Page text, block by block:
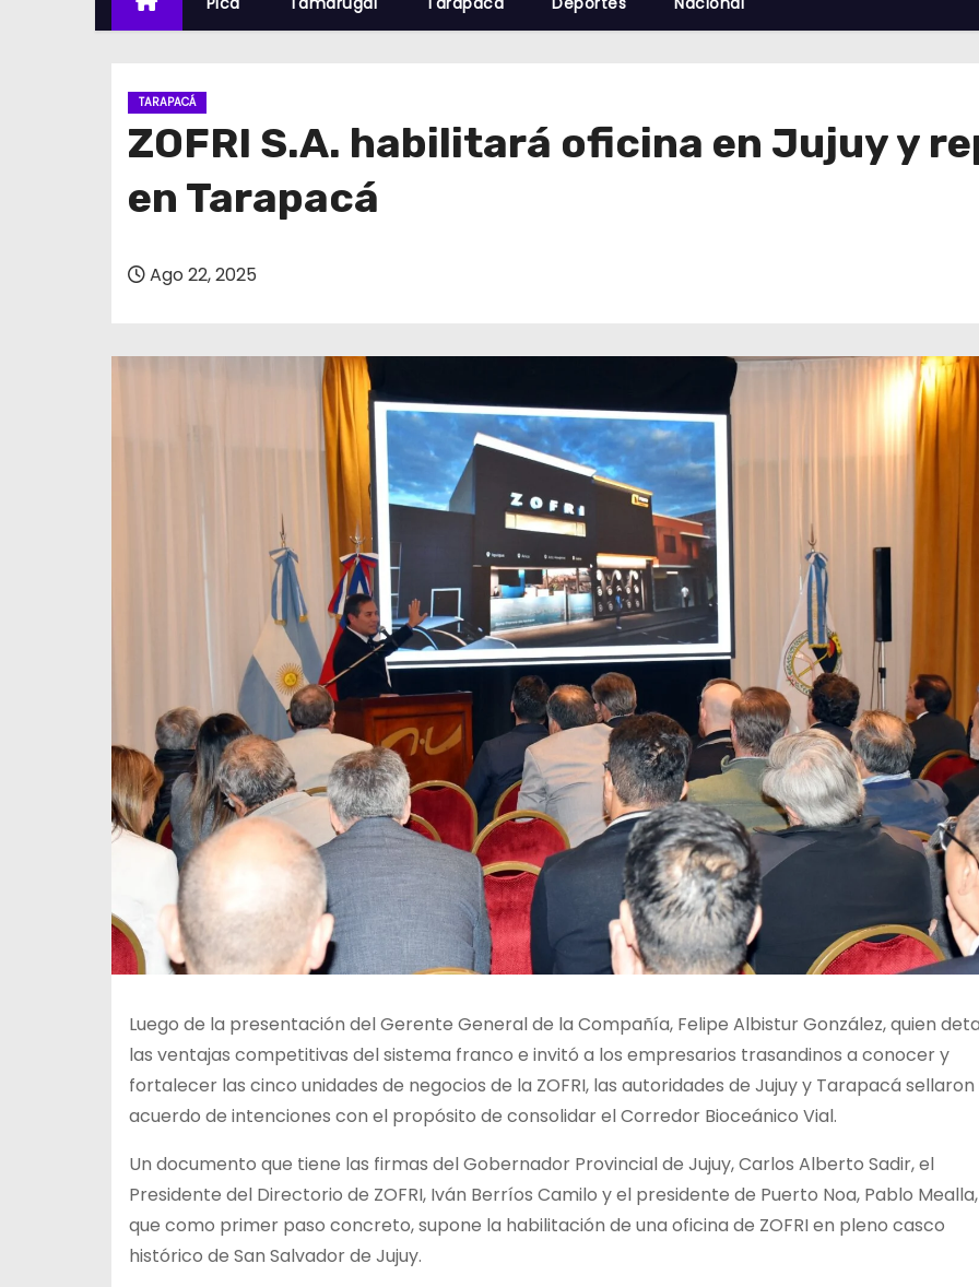
TARAPACÁ
ZOFRI S.A. habilitará oficina en Jujuy y
en Tarapacá
Ago 22, 2025
Luego de la presentación del Gerente General de la Compañía, Felipe Albistur González, quien
las ventajas competitivas del sistema franco e invitó a los empresarios trasandinos a conocer y
fortalecer las cinco unidades de negocios de la ZOFRI, las autoridades de Jujuy y Tarapacá sellaron
acuerdo de intenciones con el propósito de consolidar el Corredor Bioceánico Vial.
Un documento que tiene las firmas del Gobernador Provincial de Jujuy, Carlos Alberto Sadir, el
Presidente del Directorio de ZOFRI, Iván Berríos Camilo y el presidente de Puerto Noa, Pablo
que como primer paso concreto, supone la habilitación de una oficina de ZOFRI en pleno casco
histórico de San Salvador de Jujuy.